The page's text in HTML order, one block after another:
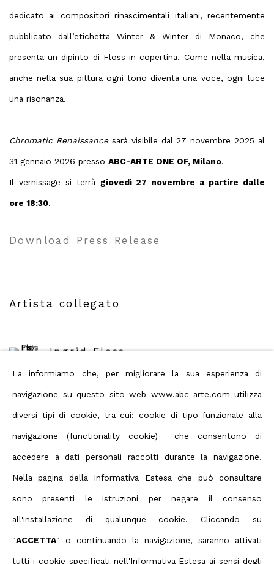
dedicato ai compositori rinascimentali italiani, recentemente
pubblicato dall’etichetta Winter & Winter di Monaco, che
presenta un dipinto di Floss in copertina. Come nella musica,
anche nella sua pittura ogni tono diventa una voce, ogni luce
una risonanza.
Chromatic Renaissancesarà visibile dal 27 novembre 2025 al
31 gennaio 2026 presso ABC-ARTE ONE OF, Milano.
Il vernissage si terrà giovedì 27 novembre a partire dalle
ore 18:30.
Download Press Release
Artista collegato
Ingrid Floss
Condividi
Privacy Policy
Manage cookies
Terms & Conditions
Contact us on Whatsapp
La informiamo che, per migliorare la sua esperienza di
navigazione su questo sito web www.abc-arte.com utilizza
diversi tipi di cookie, tra cui: cookie di tipo funzionale alla
navigazione (functionality cookie) che consentono di
accedere a dati personali raccolti durante la navigazione.
Nella pagina della Informativa Estesa che può consultare
sono presenti le istruzioni per negare il consenso
all'installazione di qualunque cookie. Cliccando su
"ACCETTA" o continuando la navigazione, saranno attivati
tutti i cookie specificati nell'Informativa Estesa ai sensi degli